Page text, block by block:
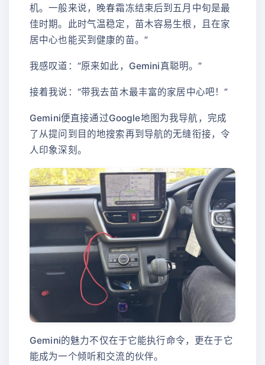
机。一般来说，晚春霜冻结束后到五月中旬是最
佳时期。此时气温稳定，苗木容易生根，且在家
居中心也能买到健康的苗。”
我感叹道：“原来如此，Gemini真聪明。”
接着我说：“带我去苗木最丰富的家居中心吧！”
Gemini便直接通过Google地图为我导航，完成
了从提问到目的地搜索再到导航的无缝衔接，令
人印象深刻。
Gemini的魅力不仅在于它能执行命令，更在于它
能成为一个倾听和交流的伙伴。